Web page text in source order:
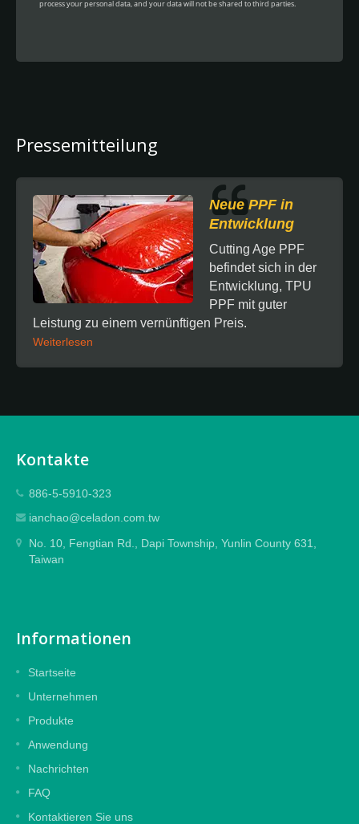
Pressemitteilung
Neue PPF in
Entwicklung
Cutting Age PPF
befindet sich in der
Entwicklung, TPU
PPF mit guter
Leistung zu einem vernünftigen Preis.
Weiterlesen
Kontakte
886-5-5910-323
ianchao@celadon.com.tw
No. 10, Fengtian Rd., Dapi Township, Yunlin County 631,
Taiwan
Informationen
Startseite
Unternehmen
Produkte
Anwendung
Nachrichten
FAQ
Kontaktieren Sie uns